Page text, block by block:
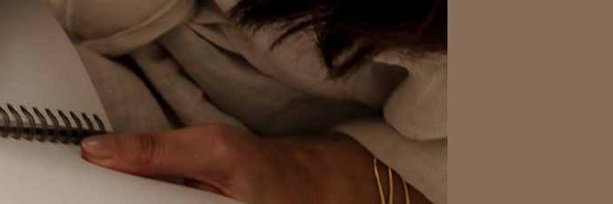
POST